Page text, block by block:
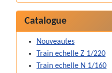
Catalogue
Nouveautes
Train echelle Z 1/220
Train echelle N 1/160